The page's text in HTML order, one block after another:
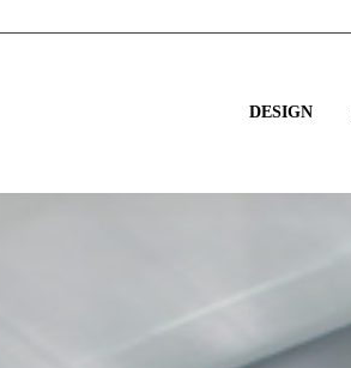
DESIGN